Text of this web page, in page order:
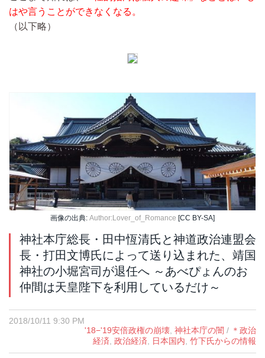
はや言うことができなくなる。
（以下略）
画像の出典: Author:Lover_of_Romance [CC BY-SA]
神社本庁総長・田中恆清氏と神道政治連盟会
長・打田文博氏によって送り込まれた、靖国
神社の小堀宮司が退任へ ～あべぴょんのお
仲間は天皇陛下を利用しているだけ～
2018/10/11 9:30 PM
'18−'19安倍政権の崩壊, 神社本庁の闇 / ＊政治
経済, 政治経済, 日本国内, 竹下氏からの情報